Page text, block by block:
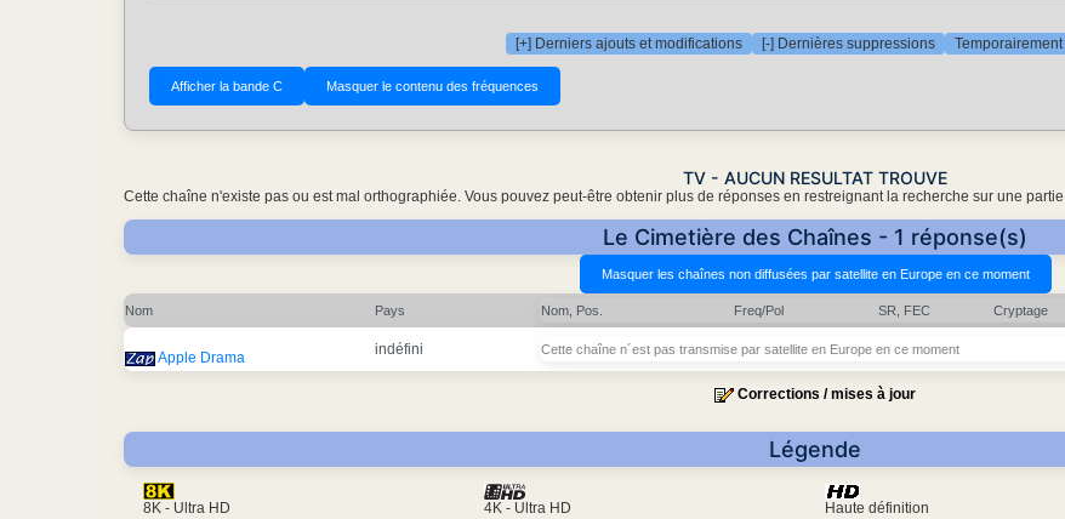
[+] Derniers ajouts et modifications [-] Dernières suppressions
TV - AUCUN RESULTAT TROUVE
Cette chaîne n'existe pas ou est mal orthographiée. Vous pouvez peut-être obtenir plus de réponses en restreignant la recherche sur une
Le Cimetière des Chaînes - 1 réponse(s)
Nom Pays Nom, Pos. Freq/Pol SR, FEC Cryptage
Apple Drama indéfini Cette chaîne n´est pas transmise par satellite en Europe en ce moment
Corrections / mises à jour
Légende
8K - Ultra HD 4K - Ultra HD Haute définition